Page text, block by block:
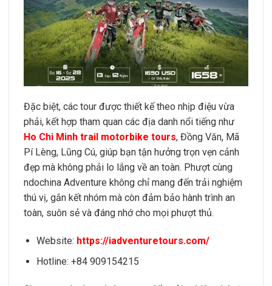
Đặc biệt, các tour được thiết kế theo nhịp điệu vừa
phải, kết hợp tham quan các địa danh nổi tiếng như
Ho Chi Minh trail motorbike tours, Đồng Văn, Mã
Pí Lèng, Lũng Cú, giúp bạn tận hưởng trọn vẹn cảnh
đẹp mà không phải lo lắng về an toàn. Phượt cùng
ndochina Adventure không chỉ mang đến trải nghiệm
thú vị, gắn kết nhóm mà còn đảm bảo hành trình an
toàn, suôn sẻ và đáng nhớ cho mọi phượt thủ.
Website: https://iadventuretours.com/
Hotline: +84 909154215